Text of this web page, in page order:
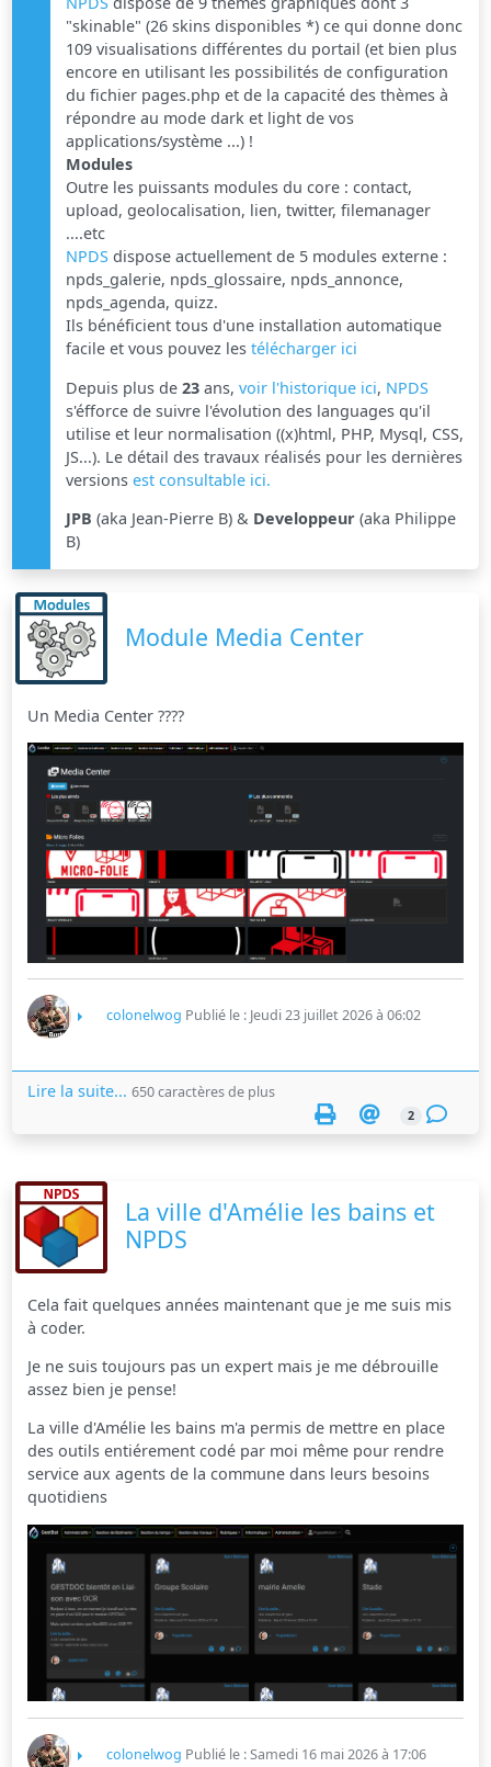
"skinable" (26 skins disponibles *) ce qui donne donc
109 visualisations différentes du portail (et bien plus
encore en utilisant les possibilités de configuration
du fichier pages.php et de la capacité des thèmes à
répondre au mode dark et light de vos
applications/système ...) !
Modules
Outre les puissants modules du core : contact,
upload, geolocalisation, lien, twitter, filemanager
....etc
NPDS dispose actuellement de 5 modules externe :
npds_galerie, npds_glossaire, npds_annonce,
npds_agenda, quizz.
Ils bénéficient tous d'une installation automatique
facile et vous pouvez lestélécharger ici
Depuis plus de23 ans,voir l'historique ici, NPDS
s'éfforce de suivre l'évolution des languages qu'il
utilise et leur normalisation ((x)html, PHP, Mysql, CSS,
JS...). Le détail des travaux réalisés pour les dernières
versionsest consultable ici.
JPB(aka Jean-Pierre B) & Developpeur(aka Philippe
B)
Module Media Center
Un Media Center ????
colonelwog Publié le : Jeudi 23 juillet 2026 à 06:02
Lire la suite... 650 caractères de plus
2
La ville d'Amélie les bains et
NPDS
Cela fait quelques années maintenant que je me suis mis
à coder.
Je ne suis toujours pas un expert mais je me débrouille
assez bien je pense!
La ville d'Amélie les bains m'a permis de mettre en place
des outils entiérement codé par moi même pour rendre
service aux agents de la commune dans leurs besoins
quotidiens
colonelwog Publié le : Samedi 16 mai 2026 à 17:06